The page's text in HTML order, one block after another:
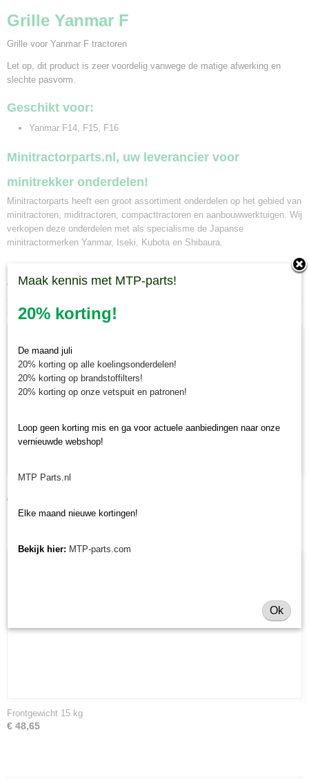
Grille Yanmar F
Grille voor Yanmar F tractoren
Let op, dit product is zeer voordelig vanwege de matige afwerking en
slechte pasvorm.
Geschikt voor:
Yanmar F14, F15, F16
Minitractorparts.nl, uw leverancier voor
minitrekker onderdelen!
Minitractorparts heeft een groot assortiment onderdelen op het gebied van
minitractoren, miditractoren, compacttractoren en aanbouwwerktuigen. Wij
verkopen deze onderdelen met als specialisme de Japanse
minitractormerken Yanmar, Iseki, Kubota en Shibaura.
deze grille, voor uw Yanmar F 14, F 15, F 16.
Ook interessant
€ 34,48
Frontgewicht 15 kg
€ 48,65
Maak kennis met MTP-parts!
20% korting!
De maand juli
20% korting op alle koelingsonderdelen!
20% korting op brandstoffilters!
20% korting op onze vetspuit en patronen!
Loop geen korting mis en ga voor actuele aanbiedingen naar onze
vernieuwde webshop!
MTP Parts.nl
Elke maand nieuwe kortingen!
Bekijk hier: MTP-parts.com
Ok